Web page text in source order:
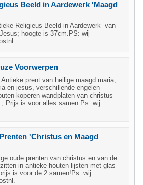
Beeld in Aardewerk 'Maagd
Religieus Beeld in Aardewerk van
hoogte is 37cm.PS: wij
Voorwerpen
prent van heilige maagd maria,
en jesus, verschillende engelen-
koperen wandplaten van christus
Prijs is voor alles samen.Ps: wij
'Christus en Maagd
oude prenten van christus en van de
in antieke houten lijsten met glas
is voor de 2 samen!Ps: wij